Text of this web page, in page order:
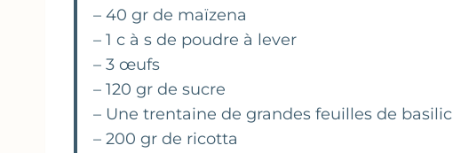
– 40 gr de maïzena
– 1 c à s de poudre à lever
– 3 œufs
– 120 gr de sucre
– Une trentaine de grandes feuilles de basilic
– 200 gr de ricotta